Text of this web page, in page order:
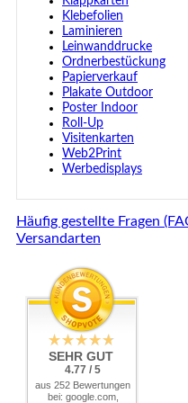
Klebefolien
Laminieren
Leinwanddrucke
Ordnerbestückung
Papierverkauf
Plakate Outdoor
Poster Indoor
Roll-Up
Visitenkarten
Web2Print
Werbedisplays
Häufig gestellte Fragen
Versandarten
SEHR GUT
4.77 / 5
aus 252 Bewertungen
bei: google.com,